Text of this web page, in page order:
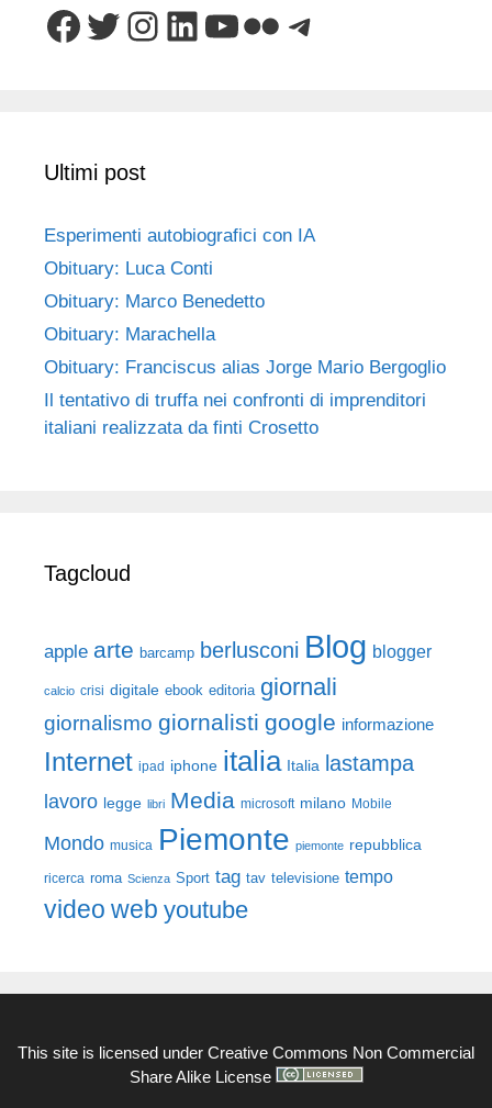
Facebook
Twitter
Instagram
LinkedIn
YouTube
FlickrTelegram
Ultimi post
Esperimenti autobiografici con IA
Obituary: Luca Conti
Obituary: Marco Benedetto
Obituary: Marachella
Obituary: Franciscus alias Jorge Mario Bergoglio
Il tentativo di truffa nei confronti di imprenditori
italiani realizzata da finti Crosetto
Tagcloud
apple arte barcamp berlusconi Blog blogger
calcio crisi digitale ebook editoria giornali
giornalismo giornalisti google informazione
Internet ipad iphone italia Italia lastampa
lavoro legge libri Media microsoft milano Mobile
Mondo musica Piemonte piemonte repubblica
ricerca roma Scienza Sport tag tav televisione tempo
video web youtube
This site is licensed under Creative Commons Non Commercial
Share Alike License